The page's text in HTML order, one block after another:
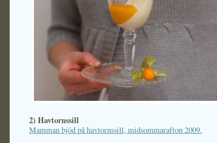
2) Havtornssill
Mamman bjöd på havtornssill, midsommarafton 2009.